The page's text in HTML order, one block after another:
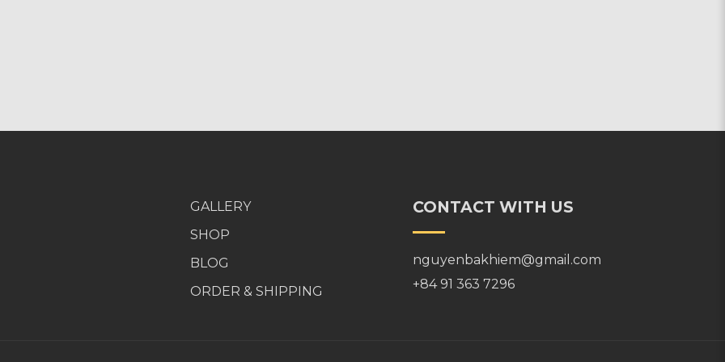
GALLERY
SHOP
BLOG
ORDER & SHIPPING
CONTACT WITH US
nguyenbakhiem@gmail.com
+84 91 363 7296